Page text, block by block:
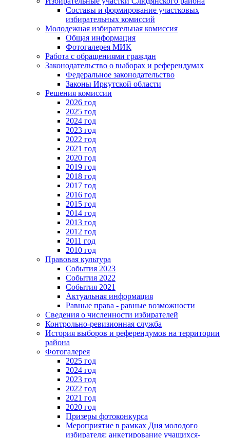
Составы и формирование участковых
избирательных комиссий
Молодежная избирательная комиссия
Общая информация
Фотогалерея МИК
Работа с обращениями граждан
Законодательство о выборах и референдумах
Федеральное законодательство
Законы Иркутской области
Решения комиссии
2026 год
2025 год
2024 год
2023 год
2022 год
2021 год
2020 год
2019 год
2018 год
2017 год
2016 год
2015 год
2014 год
2013 год
2012 год
2011 год
2010 год
Правовая культура
События 2023
События 2022
События 2021
Актуальная информация
Равные права - равные возможности
Сведения о численности избирателей
Контрольно-ревизионная служба
История выборов и референдумов на территории
района
Фотогалерея
2025 год
2024 год
2023 год
2022 год
2021 год
2020 год
Призеры фотоконкурса
Мероприятие в рамках Дня молодого
избирателя: анкетирование учащихся-